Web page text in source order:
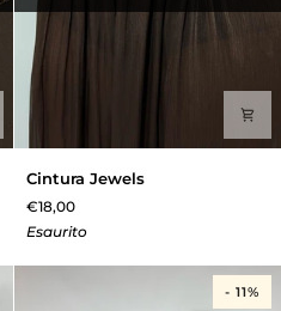
Jewels
Cintura Jewels
€18,00
Esaurito
- 11%